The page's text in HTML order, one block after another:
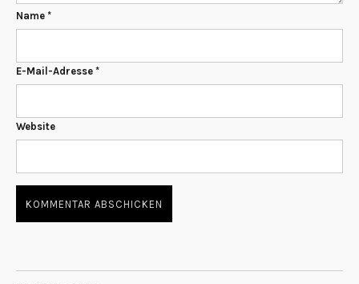
Name *
E-Mail-Adresse *
Website